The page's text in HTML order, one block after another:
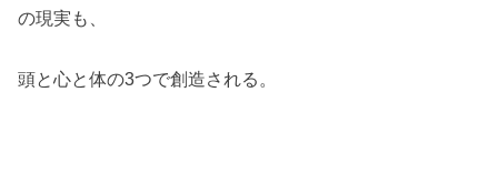
の現実も、
頭と心と体の3つで創造される。